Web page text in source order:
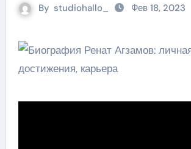
By studiohallo_ Фев 18, 2023